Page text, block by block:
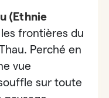
(Ethnie
frontières du
Perché en
vue
sur toute